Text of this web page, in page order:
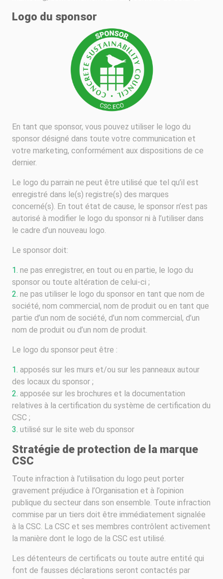
Logo du sponsor
En tant que sponsor, vous pouvez utiliser le logo du
sponsor désigné dans toute votre communication et
votre marketing, conformément aux dispositions de ce
dernier.
Le logo du parrain ne peut être utilisé que tel qu’il est
enregistré dans le(s) registre(s) des marques
concerné(s). En tout état de cause, le sponsor n’est pas
autorisé à modifier le logo du sponsor ni à l’utiliser dans
le cadre d’un nouveau logo.
Le sponsor doit:
ne pas enregistrer, en tout ou en partie, le logo du
sponsor ou toute altération de celui-ci ;
ne pas utiliser le logo du sponsor en tant que nom de
société, nom commercial, nom de produit ou en tant que
partie d’un nom de société, d’un nom commercial, d’un
nom de produit ou d’un nom de produit.
Le logo du sponsor peut être :
apposés sur les murs et/ou sur les panneaux autour
des locaux du sponsor ;
apposée sur les brochures et la documentation
relatives à la certification du système de certification du
CSC ;
utilisé sur le site web du sponsor
Stratégie de protection de la marque
CSC
Toute infraction à l’utilisation du logo peut porter
gravement préjudice à l’Organisation et à l’opinion
publique du secteur dans son ensemble. Toute infraction
commise par un tiers doit être immédiatement signalée
à la CSC. La CSC et ses membres contrôlent activement
la manière dont le logo de la CSC est utilisé.
Les détenteurs de certificats ou toute autre entité qui
font de fausses déclarations seront contactés par